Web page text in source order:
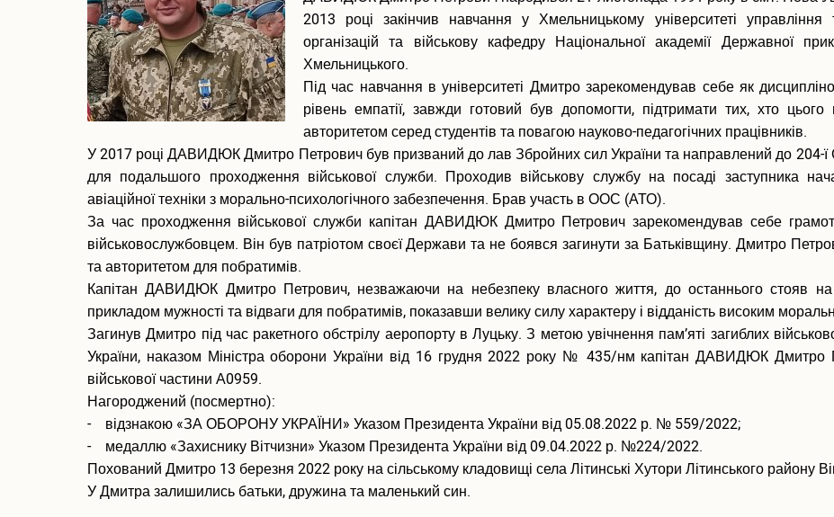
2013 році закінчив навчання у Хмельницькому університеті
організацій та військову кафедру Національної академії Державної
Хмельницького.
Під час навчання в університеті Дмитро зарекомендував себе як
рівень емпатії, завжди готовий був допомогти, підтримати тих, хто
авторитетом серед студентів та повагою науково-педагогічних працівників.
У 2017 році ДАВИДЮК Дмитро Петрович був призваний до лав Збройних сил України та направлений до 204-ї
для подальшого проходження військової служби. Проходив військову службу на посаді заступника
авіаційної техніки з морально-психологічного забезпечення. Брав участь в ООС (АТО).
За час проходження військової служби капітан ДАВИДЮК Дмитро Петрович зарекомендував себе
військовослужбовцем. Він був патріотом своєї Держави та не боявся загинути за Батьківщину. Дмитро
та авторитетом для побратимів.
Капітан ДАВИДЮК Дмитро Петрович, незважаючи на небезпеку власного життя, до останнього стояв на
прикладом мужності та відваги для побратимів, показавши велику силу характеру і відданість високим
Загинув Дмитро під час ракетного обстрілу аеропорту в Луцьку. З метою увічнення пам’яті загиблих
України, наказом Міністра оборони України від 16 грудня 2022 року № 435/нм капітан ДАВИДЮК Дмитро
військової частини А0959.
Нагороджений (посмертно):
- відзнакою «ЗА ОБОРОНУ УКРАЇНИ» Указом Президента України від 05.08.2022 р. № 559/2022;
- медаллю «Захиснику Вітчизни» Указом Президента України від 09.04.2022 р. №224/2022.
Похований Дмитро 13 березня 2022 року на сільському кладовищі села Літинські Хутори Літинського району
У Дмитра залишились батьки, дружина та маленький син.